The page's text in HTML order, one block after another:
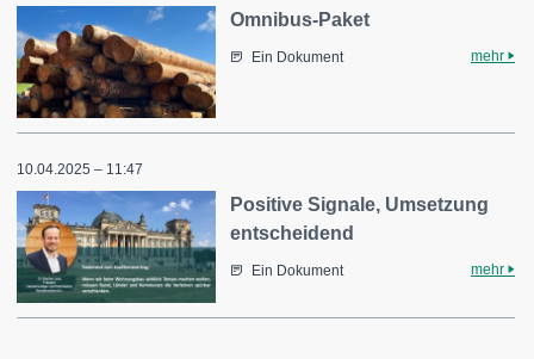
Omnibus-Paket
Ein Dokument mehr
10.04.2025 – 11:47
Positive Signale, Umsetzung
entscheidend
Ein Dokument mehr